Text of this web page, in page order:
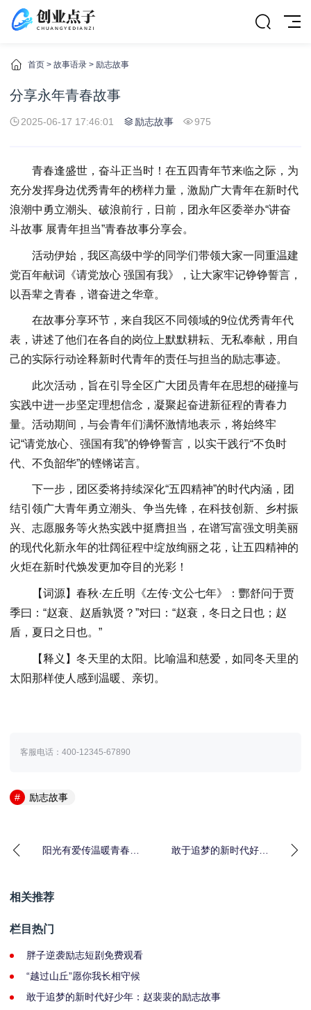
首页 > 故事语录 > 励志故事
分享永年青春故事
2025-06-17 17:46:01 励志故事 975
青春逢盛世，奋斗正当时！在五四青年节来临之际，为
充分发挥身边优秀青年的榜样力量，激励广大青年在新时代
浪潮中勇立潮头、破浪前行，日前，团永年区委举办“讲奋
斗故事 展青年担当”青春故事分享会。
活动伊始，我区高级中学的同学们带领大家一同重温建
党百年献词《请党放心 强国有我》，让大家牢记铮铮誓言，
以吾辈之青春，谱奋进之华章。
在故事分享环节，来自我区不同领域的9位优秀青年代
表，讲述了他们在各自的岗位上默默耕耘、无私奉献，用自
己的实际行动诠释新时代青年的责任与担当的励志事迹。
此次活动，旨在引导全区广大团员青年在思想的碰撞与
实践中进一步坚定理想信念，凝聚起奋进新征程的青春力
量。活动期间，与会青年们满怀激情地表示，将始终牢
记“请党放心、强国有我”的铮铮誓言，以实干践行“不负时
代、不负韶华”的铿锵诺言。
下一步，团区委将持续深化“五四精神”的时代内涵，团
结引领广大青年勇立潮头、争当先锋，在科技创新、乡村振
兴、志愿服务等火热实践中挺膺担当，在谱写富强文明美丽
的现代化新永年的壮阔征程中绽放绚丽之花，让五四精神的
火炬在新时代焕发更加夺目的光彩！
【词源】春秋·左丘明《左传·文公七年》：酆舒问于贾
季曰：“赵衰、赵盾孰贤？”对曰：“赵衰，冬日之日也；赵
盾，夏日之日也。”
【释义】冬天里的太阳。比喻温和慈爱，如同冬天里的
太阳那样使人感到温暖、亲切。
客服电话：400-12345-67890
励志故事
阳光有爱传温暖青春能
敢于追梦的新时代好少
相关推荐
栏目热门
胖子逆袭励志短剧免费观看
“越过山丘”愿你我长相守候
敢于追梦的新时代好少年：赵裴裴的励志故事